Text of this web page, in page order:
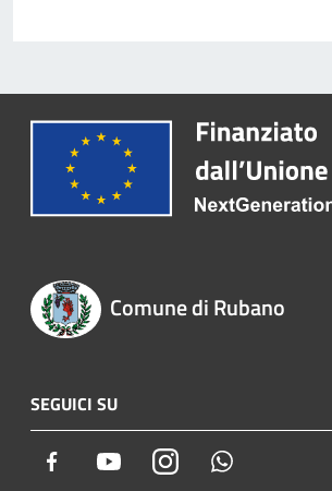
Comune di Rubano
SEGUICI SU
Facebook YoutubeInstagram